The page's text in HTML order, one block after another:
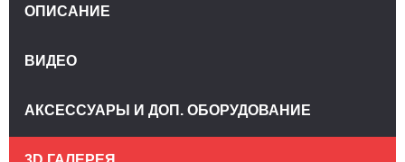
ОПИСАНИЕ
ВИДЕО
АКСЕССУАРЫ И ДОП. ОБОРУДОВАНИЕ